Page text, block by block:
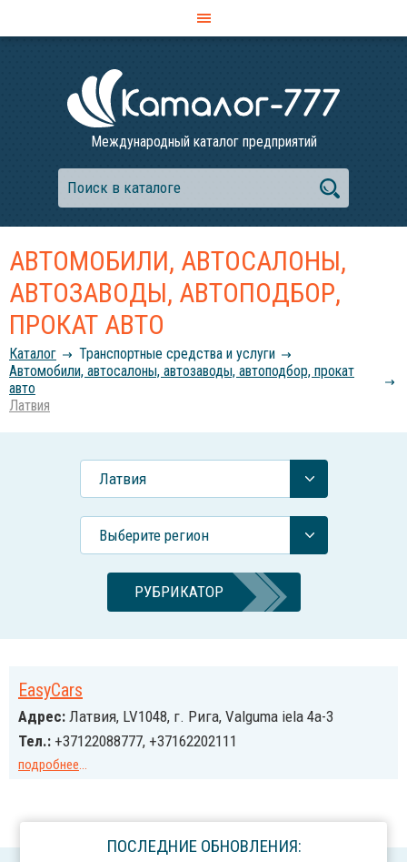
Международный каталог предприятий
АВТОМОБИЛИ, АВТОСАЛОНЫ,
АВТОЗАВОДЫ, АВТОПОДБОР,
ПРОКАТ АВТО
Каталог
Транспортные средства и услуги
Автомобили, автосалоны, автозаводы, автоподбор, прокат
авто
Латвия
Латвия
Выберите регион
РУБРИКАТОР
EasyCars
Адрес: Латвия, LV1048, г. Рига, Valguma iela 4a-3
Тел.: +37122088777, +37162202111
подробнее...
ПОСЛЕДНИЕ ОБНОВЛЕНИЯ: